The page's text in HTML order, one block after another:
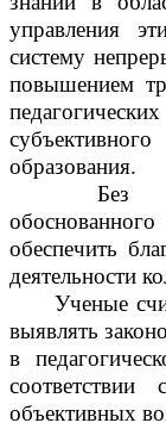
управления
систему
повышением
образования.
Без
обеспечить
деятельности
Ученые
выявлять
в
объективных